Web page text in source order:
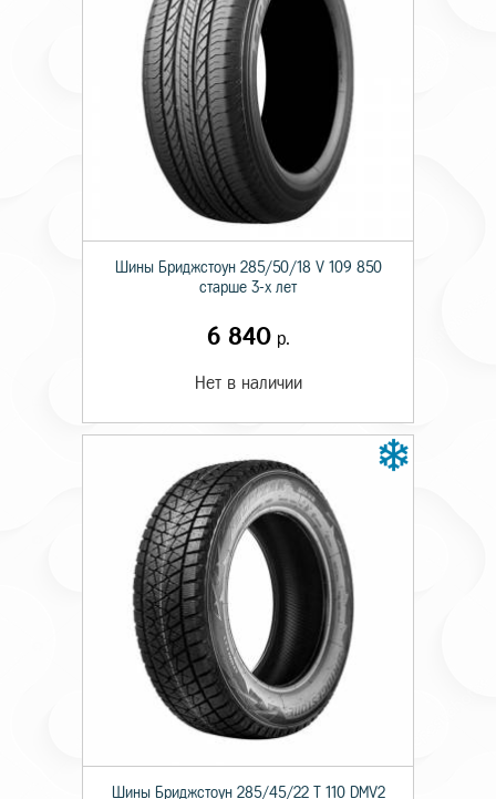
Шины Бриджстоун 285/50/18 V 109 850
старше 3-х лет
6 840р.
Нет в наличии
Шины Бриджстоун 285/45/22 T 110 DMV2